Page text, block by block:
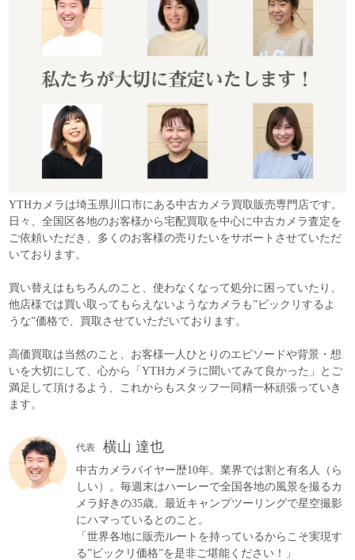
YTHカメラは埼玉県川口市にある中古カメラ買取販売専門店です。
日々、全国区各地のお客様から宅配買取を中心に中古カメラ査定を
ご依頼いただき、多くのお客様の売りたいをサポートさせていただ
いております。
買い替えはもちろんのこと、使わなくなって処分に困っていたり、
他店様では買い取ってもらえないようなカメラも”ビックリするよ
うな”価格で、買取させていただいております。
高価買取は当然のこと、お客様一人ひとりのエピソードや背景・想
いを大切にして、心から「YTHカメラに聞いてみて良かった」とご
満足して頂けるよう、これからもスタッフ一同精一杯頑張っていき
ます。
代表 横山 達也
中古カメラバイヤー歴10年。業界では割と有名人（ら
しい）。毎週末はハーレーで全国各地の風景を撮るカ
メラ好きの35歳。最近キャンプツーリングで星空撮影
にハマっているとのこと。
「世界各地に販売ルートを持っているからこそ実現す
る”ビックリ価格”を是非ご堪能ください！」